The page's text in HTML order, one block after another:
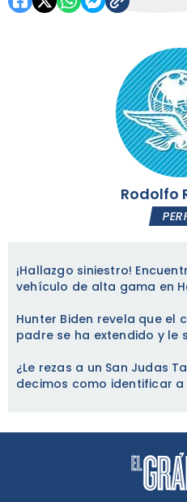
Rodolfo
¡Hallazgo siniestro!
vehículo de alta gama en
Hunter Biden revela que el
padre se ha extendido y le
¿Le rezas a un San Judas
decimos como identificar